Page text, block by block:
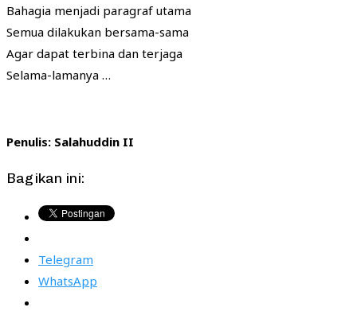
Bahagia menjadi paragraf utama
Semua dilakukan bersama-sama
Agar dapat terbina dan terjaga
Selama-lamanya …
Penulis: Salahuddin II
Bagikan ini:
Telegram
WhatsApp